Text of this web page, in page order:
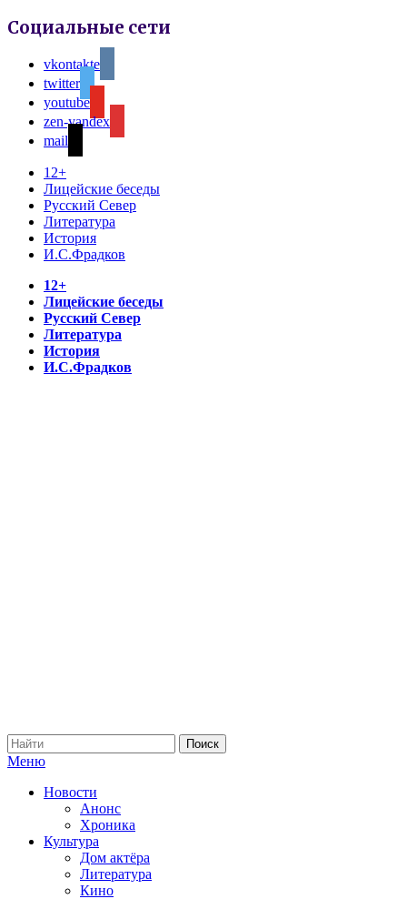
Социальные сети
vkontakte
twitter
youtube
zen-yandex
mail
12+
Лицейские беседы
Русский Север
Литература
История
И.С.Фрадков
12+
Лицейские беседы
Русский Север
Литература
История
И.С.Фрадков
Меню
Новости
Анонс
Хроника
Культура
Дом актёра
Литература
Кино